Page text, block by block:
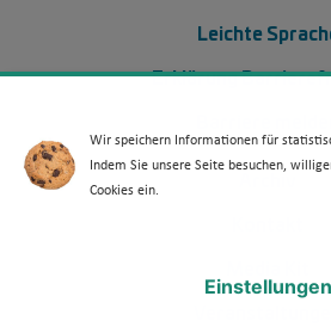
Leichte
Erklärung
Footer Menü 2 (WdKA 26)
Archiv
Wir speichern Informationen für
Indem Sie unsere Seite besuchen,
Cookies ein.
Einstellungen